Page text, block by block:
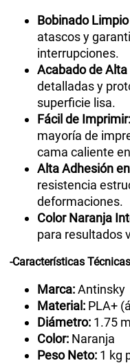
Bobinado
atascos y
interrupciones.
Acabado de Alta
detalladas y
superficie lisa.
Fácil de Imprimir:
mayoría de
cama caliente
Alta Adhesión
resistencia
deformaciones.
Color Naranja
para resultados
-Características Técnicas
Marca:Antinsky
Material: PLA+
Diámetro: 1.75
Color: Naranja
Peso Neto: 1 kg